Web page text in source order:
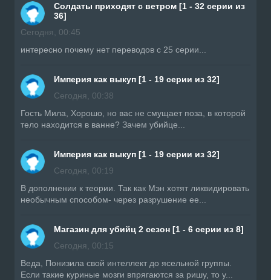
Солдаты приходят с ветром [1 - 32 серии из
36]
Сегодня, 00:45
интересно почему нет переводов с 25 серии...
Империя как выкуп [1 - 19 серии из 32]
Сегодня, 00:38
Гость Мила, Хорошо, но вас не смущает поза, в которой
тело находится в ванне? Зачем убийце...
Империя как выкуп [1 - 19 серии из 32]
Сегодня, 00:19
В дополнении к теории. Так как Мэн хотят ликвидировать
необычным способом- через разрушение ее...
Магазин для убийц 2 сезон [1 - 6 серии из 8]
Сегодня, 00:15
Веда, Понизила свой интеллект до ясельной группы.
Если такие куриные мозги впрягаются за ришу, то у...